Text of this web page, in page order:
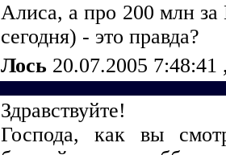
Алиса, а про 200 млн за
сегодня) - это правда?
Лось 20.07.2005 7:48:41
Здравствуйте!
Господа, как вы